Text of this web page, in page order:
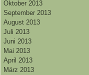
Oktober 2013
September 2013
August 2013
Juli 2013
Juni 2013
Mai 2013
April 2013
März 2013